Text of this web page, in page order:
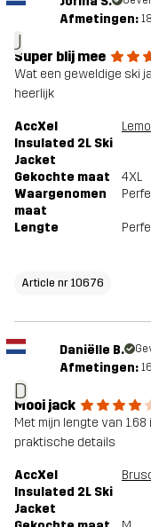
J
Afmetingen:
Super blij mee
Wat een geweldige ski
heerlijk
AccXel
Insulated 2L Ski
Jacket
Gekochte maat
4XL
Waargenomen
maat
Lengte
Article nr 10676
D
Daniëlle B.
Afmetingen:
Mooi jack
Met mijn lengte van
praktische details
AccXel
Insulated 2L Ski
Jacket